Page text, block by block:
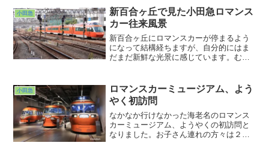
るようで、箱根湯本行きも片瀬江ノ島行
きも途中駅止まりもGSEもMSEもEXEも
全部ホームウェイ・・・汗。
小田急
新百合ヶ丘で見た小田急ロマンス
カー往来風景
新百合ヶ丘にロマンスカーが停まるよう
になって結構経ちますが、自分的にはま
だまだ新鮮な光景に感じています。むし
りして。時代とともに運転形態は変わっ
てゆくもの。私のイメージは学生だった
30年以上前のイメージで固まり過ぎてい
たのかもしれません・・・。
小田急
ロマンスカーミュージアム、よう
やく初訪問
なかなか行けなかった海老名のロマンス
カーミュージアム、ようやくの初訪問と
なりました。お子さん連れの方々は２階